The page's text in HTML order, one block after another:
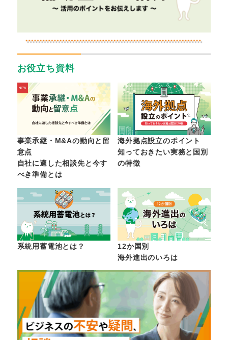
お役立ち資料
事業承継・M&Aの動向と留
意点
自社に適した相談先と今す
べき準備とは
海外拠点設立のポイント
知っておきたい実務と国別
の特徴
系統用蓄電池とは？
12か国別
海外進出のいろは